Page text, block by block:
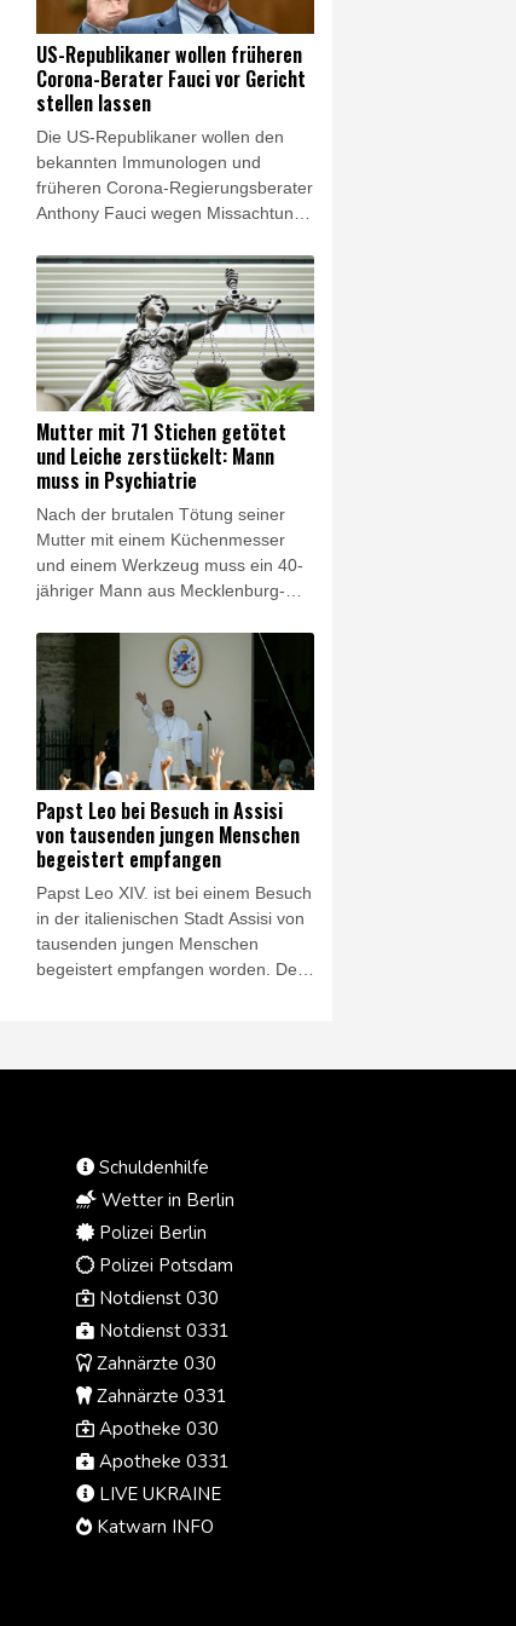
der Nachrichtenagentur AFP. Eine
Hauptverkehrsstraße wurde für den
Verkehr gesperrt.
US-Republikaner wollen früheren
Corona-Berater Fauci vor Gericht
stellen lassen
Die US-Republikaner wollen den
bekannten Immunologen und
früheren Corona-Regierungsberater
Anthony Fauci wegen Missachtung
lassen. Ein Ausschuss des von den
Republikanern von US-Präsident
Donald Trump kontrollierten Senats
stimmte am Donnerstag für ein
entsprechendes Vorgehen.
Mutter mit 71 Stichen getötet
und Leiche zerstückelt: Mann
muss in Psychiatrie
Nach der brutalen Tötung seiner
Mutter mit einem Küchenmesser
und einem Werkzeug muss ein 40-
jähriger Mann aus Mecklenburg-
Psychiatrie. Das Landgericht
Schwerin ordnete die Unterbringung
am vergangenen Freitag an, wie ein
Gerichtssprecher am Donnerstag
mitteilte.
Papst Leo bei Besuch in Assisi
von tausenden jungen Menschen
begeistert empfangen
Papst Leo XIV. ist bei einem Besuch
in der italienischen Stadt Assisi von
tausenden jungen Menschen
begeistert empfangen worden. Der
den Tod des heiligen Franziskus vor
Oberhaupt der katholischen Kirche
bei seiner Ankunft zu.
Schuldenhilfe
Wetter in Berlin
Polizei Berlin
Polizei Potsdam
Notdienst 030
Notdienst 0331
Zahnärzte 030
Zahnärzte 0331
Apotheke 030
Apotheke 0331
LIVE UKRAINE
Katwarn INFO